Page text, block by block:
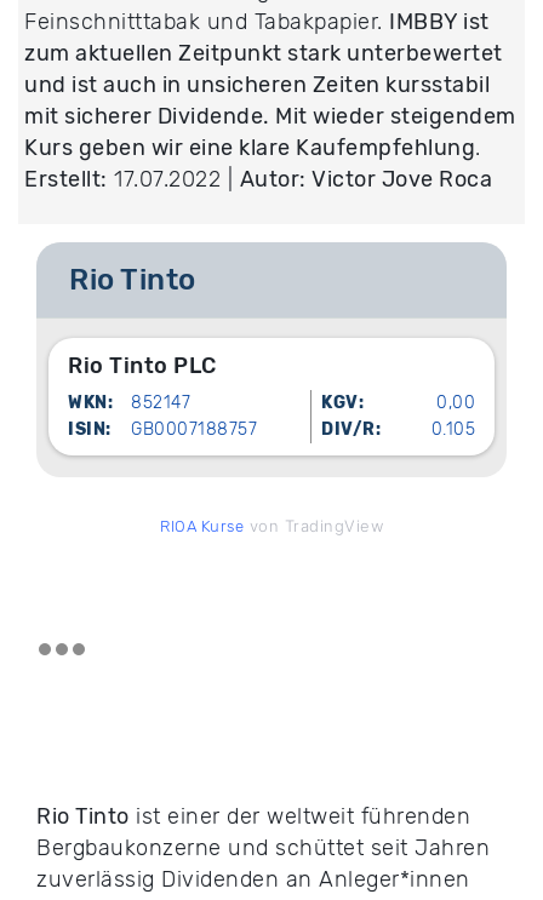
Feinschnitttabak und Tabakpapier. IMBBY ist
zum aktuellen Zeitpunkt stark unterbewertet
und ist auch in unsicheren Zeiten kursstabil
mit sicherer Dividende. Mit wieder steigendem
Kurs geben wir eine klare Kaufempfehlung.
Erstellt: 17.07.2022 | Autor: Victor Jove Roca
Rio Tinto
Rio Tinto PLC
WKN: 852147 KGV:
0,00
ISIN:
GB0007188757 DIV/R: 0.105
RIOA Kurse von TradingView
Rio Tinto ist einer der weltweit führenden
Bergbaukonzerne und schüttet seit Jahren
zuverlässig Dividenden an Anleger*innen